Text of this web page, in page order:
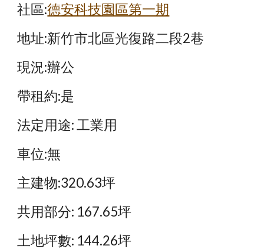
社區:德安科技園區第一期
地址:新竹市北區光復路二段2巷
現況:辦公
帶租約:是
法定用途: 工業用
車位:無
主建物:320.63坪
共用部分: 167.65坪
土地坪數: 144.26坪